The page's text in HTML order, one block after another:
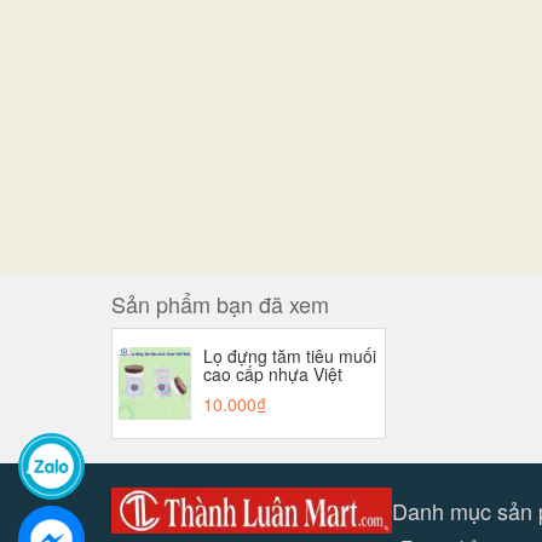
Sản phẩm bạn đã xem
Lọ đựng tăm tiêu muối
cao cấp nhựa Việt
Nhật Hũ đựng tăm, giá
rẻ
10.000₫
Danh mục sản